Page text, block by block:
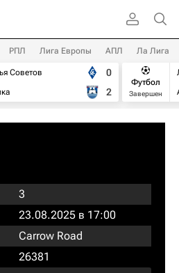
РПЛ Лига Европы АПЛ Ла Лига
Советов
0
2
Футбол
Завершен
3
23.08.2025 в 17:00
Carrow Road
26381